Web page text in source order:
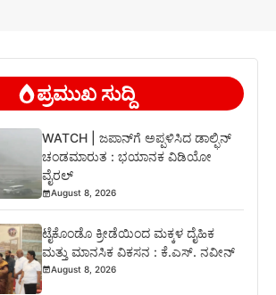
ಪ್ರಮುಖ ಸುದ್ದಿ
WATCH | ಜಪಾನ್‌ಗೆ ಅಪ್ಪಳಿಸಿದ ಡಾಲ್ಫಿನ್
ಚಂಡಮಾರುತ : ಭಯಾನಕ ವಿಡಿಯೋ
ವೈರಲ್
August 8, 2026
ಟೈಕೊಂಡೊ ಕ್ರೀಡೆಯಿಂದ ಮಕ್ಕಳ ದೈಹಿಕ
ಮತ್ತು ಮಾನಸಿಕ ವಿಕಸನ : ಕೆ.ಎಸ್. ನವೀನ್
August 8, 2026